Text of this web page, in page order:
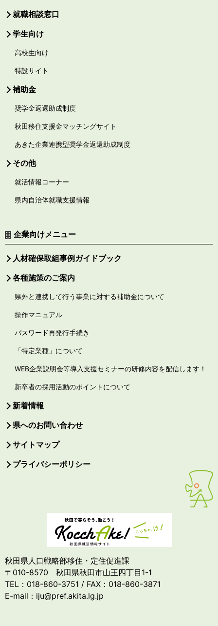
就職相談窓口
学生向け
高校生向け
特設サイト
補助金
奨学金返還助成制度
秋田移住支援金マッチングサイト
あきた企業連携型奨学金返還助成制度
その他
就活情報コーナー
県内自治体就職支援情報
企業向けメニュー
人材確保取組事例ガイドブック
各種施策のご案内
県外と連携して行う事業に対する補助金について
操作マニュアル
パスワード再発行手続き
「特定業種」について
WEB企業説明会等導入支援セミナーの研修内容を配信します！
新卒者の採用活動のポイントについて
新着情報
県へのお問い合わせ
サイトマップ
プライバシーポリシー
秋田県人口戦略部移住・定住促進課
〒010-8570 秋田県秋田市山王四丁目1-1
TEL：018-860-3751 / FAX：018-860-3871
E-mail：iju@pref.akita.lg.jp